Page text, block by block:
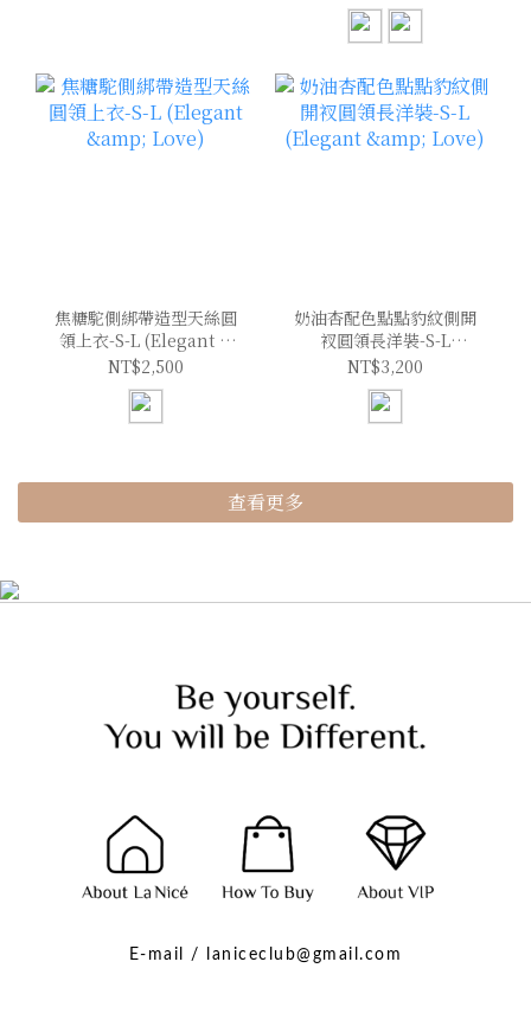
焦糖駝側綁帶造型天絲圓
領上衣-S-L (Elegant &
Love)
NT$2,500
奶油杏配色點點豹紋側開
衩圓領長洋裝-S-L
(Elegant & Love)
NT$3,200
查看更多
E-mail / laniceclub@gmail.com